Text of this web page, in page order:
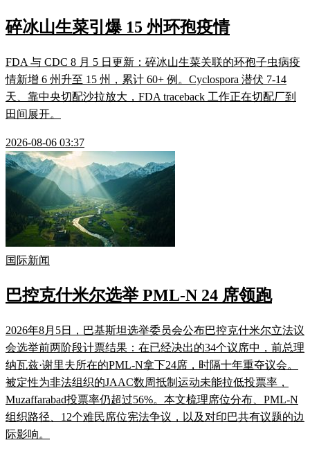
碎冰山生菜引爆 15 州环孢疫情
FDA 与 CDC 8 月 5 日更新：碎冰山生菜关联的环孢子虫病疫
情新增 6 州升至 15 州，累计 60+ 例。Cyclospora 潜伏 7-14
天、靠中央切配沙拉放大，FDA traceback 工作正在切配厂到
田间展开。
2026-08-06 03:37
国际新闻
巴控克什米尔选举 PML-N 24 席领跑
2026年8月5日，巴基斯坦选举委员会公布巴控克什米尔立法议
会选举前两阶段计票结果：在已经决出的34个议席中，前总理
纳瓦兹·谢里夫所在的PML-N拿下24席，时隔十年重夺议会。
被定性为非法组织的JAAC数周抵制运动未能拉低投票率，
Muzaffarabad投票率仍超过56%。本文梳理席位分布、PML-N
组织路径、12个难民席位宪法争议，以及对印巴共有议题的边
际影响。